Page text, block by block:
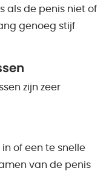
als de penis niet of
genoeg stijf
zijn zeer
of een te snelle
van de penis